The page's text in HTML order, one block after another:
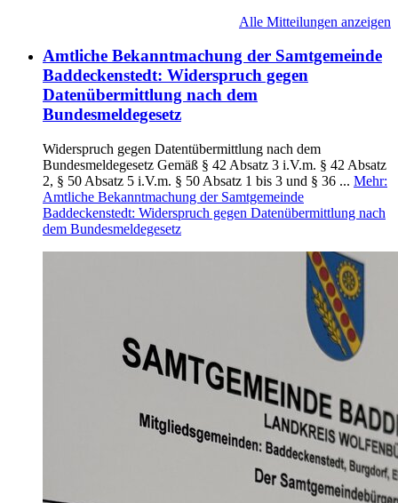
Alle Mitteilungen anzeigen
Amtliche Bekanntmachung der Samtgemeinde
Baddeckenstedt: Widerspruch gegen
Datenübermittlung nach dem
Bundesmeldegesetz
Widerspruch gegen Datentübermittlung nach dem
Bundesmeldegesetz Gemäß § 42 Absatz 3 i.V.m. § 42 Absatz
2, § 50 Absatz 5 i.V.m. § 50 Absatz 1 bis 3 und § 36 ... Mehr:
Amtliche Bekanntmachung der Samtgemeinde
Baddeckenstedt: Widerspruch gegen Datenübermittlung nach
dem Bundesmeldegesetz